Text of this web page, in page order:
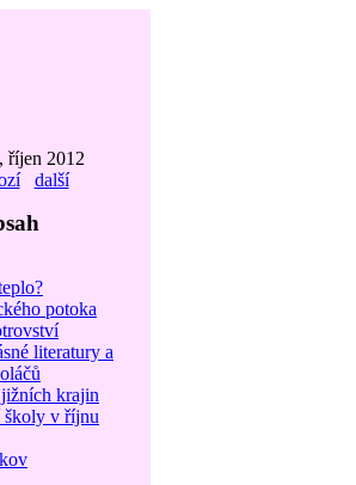
říjen 2012
další
potoka
literatury a
krajin
školy v říjnu